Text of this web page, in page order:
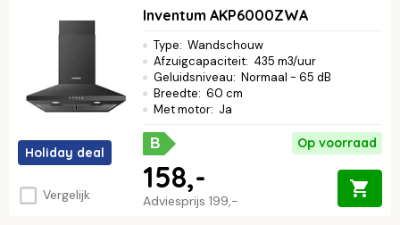
Holiday deal
Vergelijk
Inventum AKP6000ZWA
Type: Wandschouw
Afzuigcapaciteit: 435 m3/uur
Geluidsniveau: Normaal - 65 dB
Breedte: 60 cm
Met motor: Ja
B Op voorraad
Adviesprijs 199,-
158,-